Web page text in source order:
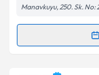
Manavkuyu, 250. Sk. No:
Randevu